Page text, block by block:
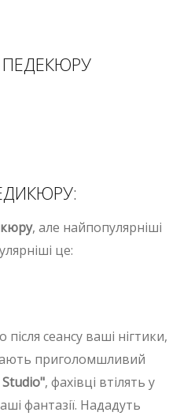
ПЕДЕКЮРУ
, але найпопулярніші
це:
сеансу ваші нігтики,
приголомшливий
Studio", фахівці втілять у
фантазії. Нададуть